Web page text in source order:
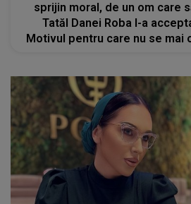
sprijin moral, de un om care
Tatăl Danei Roba l-a
Motivul pentru care nu se mai